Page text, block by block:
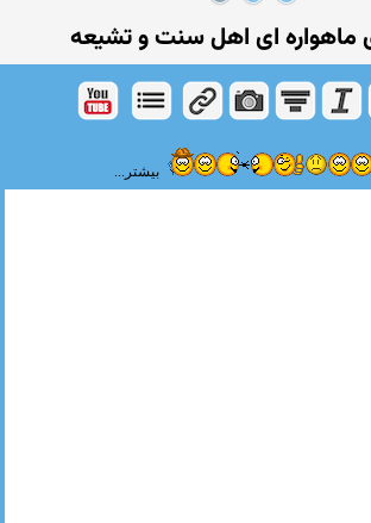
ای اهل سنت و تشیعه
بیشتر...